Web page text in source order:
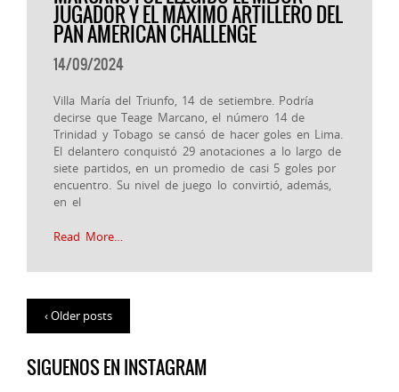
JUGADOR Y EL MÁXIMO ARTILLERO DEL
PAN AMERICAN CHALLENGE
14/09/2024
Villa María del Triunfo, 14 de setiembre. Podría
decirse que Teage Marcano, el número 14 de
Trinidad y Tobago se cansó de hacer goles en Lima.
El delantero conquistó 29 anotaciones a lo largo de
siete partidos, en un promedio de casi 5 goles por
encuentro. Su nivel de juego lo convirtió, además,
en el
Read More…
‹ Older posts
SIGUENOS EN INSTAGRAM